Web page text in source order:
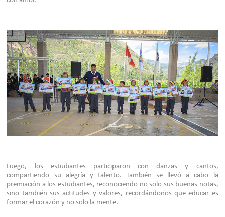
Luego, los estudiantes participaron con danzas y cantos,
compartiendo su alegría y talento. También se llevó a cabo la
premiación a los estudiantes, reconociendo no solo sus buenas notas,
sino también sus actitudes y valores, recordándonos que educar es
formar el corazón y no solo la mente.